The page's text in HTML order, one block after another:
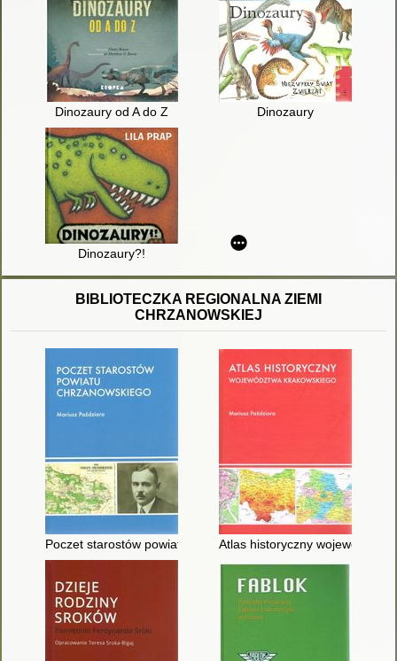
Dinozaury od A do Z Dinozaury
Dinozaury?!
BIBLIOTECZKA REGIONALNA ZIEMI
CHRZANOWSKIEJ
Poczet starostów powiatu chrzanowskiegoAtlas historyczny województwa